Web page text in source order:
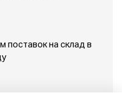
поставок на склад в